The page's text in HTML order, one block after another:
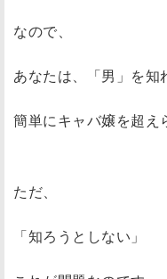
なので、
あなたは、「男」を知
簡単にキャバ嬢を超え
ただ、
「知ろうとしない」